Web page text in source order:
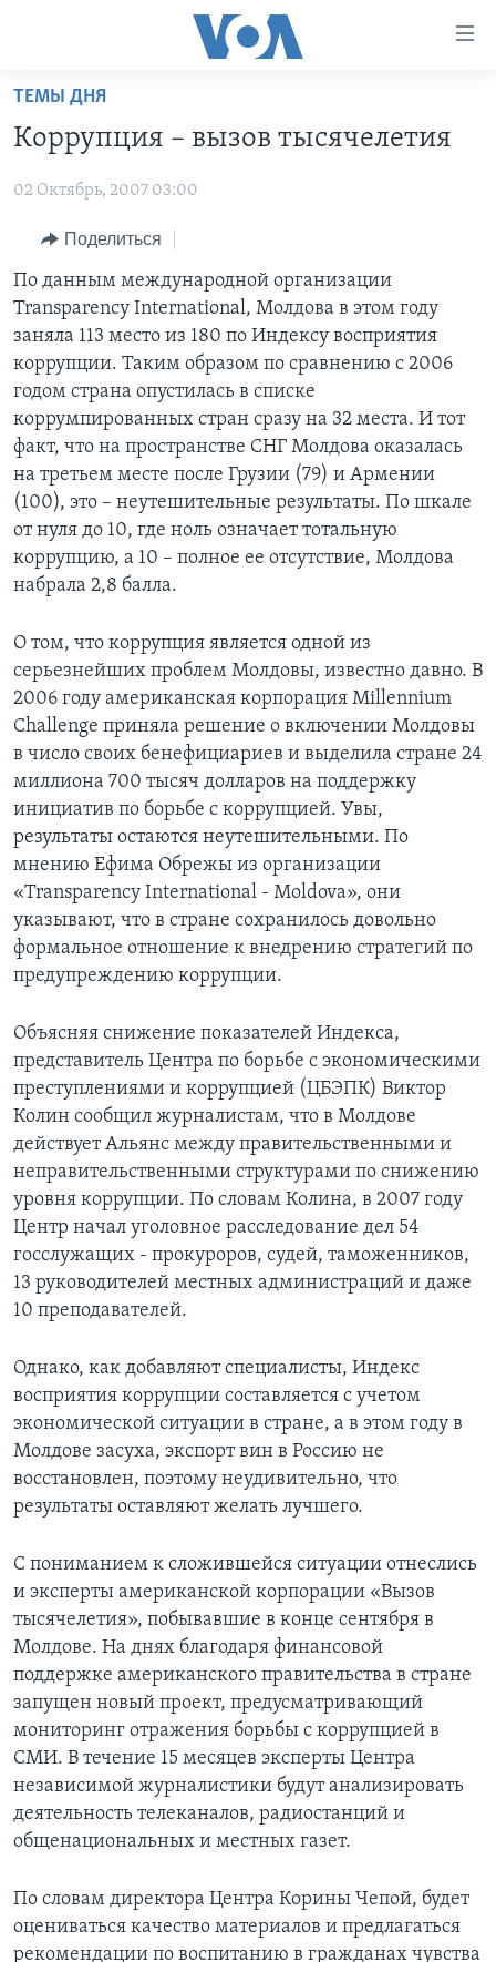
Перейти
основной
Перейти
навигации
Перейти
поиск
ПРОГРАММЫ
АМЕРИКА
НОВОСТИ ЗА МИНУТУ
ИТОГИ
ПОЧЕМУ ЭТО ВАЖНО?
ДИСКУССИЯ VOA
ДЕТАЛИ
АМЕРИКА. БОЛЬШОЕ ПУТЕШЕСТВИЕ
ПРОЕКТЫ
УЧИМ АНГЛИЙСКИЙ
НАША АМЕРИКАНСКАЯ ИСТОРИЯ
А КАК В АМЕРИКЕ?
АРТЕФАКТЫ
АМЕРИКАНСКИЕ ГОРОДКИ
ЭКСПЕРТИЗА
ИНТЕРВЬЮ
ФАКТЫ ПРОТИВ ФЕЙКОВ
ЗА СВОБОДУ ПРЕССЫ
УЧИМ АНГЛИЙСКИЙ
ВИДЕО
ПОДПИСКА НА НОВОСТИ
Learning English
СОЦИАЛЬНЫЕ СЕТИ
Языки
ТЕМЫ ДНЯ
Коррупция – вызов тысячелетия
02 Октябрь, 2007 03:00
Поделиться
По данным международной организации
Transparency International, Молдова в этом году
заняла 113 место из 180 по Индексу восприятия
коррупции. Таким образом по сравнению с 2006
годом страна опустилась в списке
коррумпированных стран сразу на 32 места. И тот
факт, что на пространстве СНГ Молдова оказалась
на третьем месте после Грузии (79) и Армении
(100), это – неутешительные результаты. По шкале
от нуля до 10, где ноль означает тотальную
коррупцию, а 10 – полное ее отсутствие, Молдова
набрала 2,8 балла.
О том, что коррупция является одной из
серьезнейших проблем Молдовы, известно давно. В
2006 году американская корпорация Millennium
Challenge приняла решение о включении Молдовы
в число своих бенефициариев и выделила стране 24
миллиона 700 тысяч долларов на поддержку
инициатив по борьбе с коррупцией. Увы,
результаты остаются неутешительными. По
мнению Ефима Обрежы из организации
«Transparency International - Moldova», они
указывают, что в стране сохранилось довольно
формальное отношение к внедрению стратегий по
предупреждению коррупции.
Объясняя снижение показателей Индекса,
представитель Центра по борьбе с экономическими
преступлениями и коррупцией (ЦБЭПК) Виктор
Колин сообщил журналистам, что в Молдове
действует Альянс между правительственными и
неправительственными структурами по снижению
уровня коррупции. По словам Колина, в 2007 году
Центр начал уголовное расследование дел 54
госслужащих - прокуроров, судей, таможенников,
13 руководителей местных администраций и даже
10 преподавателей.
Однако, как добавляют специалисты, Индекс
восприятия коррупции составляется с учетом
экономической ситуации в стране, а в этом году в
Молдове засуха, экспорт вин в Россию не
восстановлен, поэтому неудивительно, что
результаты оставляют желать лучшего.
С пониманием к сложившейся ситуации отнеслись
и эксперты американской корпорации «Вызов
тысячелетия», побывавшие в конце сентября в
Молдове. На днях благодаря финансовой
поддержке американского правительства в стране
запущен новый проект, предусматривающий
мониторинг отражения борьбы с коррупцией в
СМИ. В течение 15 месяцев эксперты Центра
независимой журналистики будут анализировать
деятельность телеканалов, радиостанций и
общенациональных и местных газет.
По словам директора Центра Корины Чепой, будет
оцениваться качество материалов и предлагаться
рекомендации по воспитанию в гражданах чувства